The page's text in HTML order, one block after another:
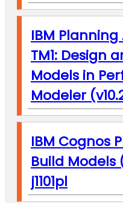
IBM
TM1: Design
Models in
Modeler
IBM Cognos
Build Models
j1101pl